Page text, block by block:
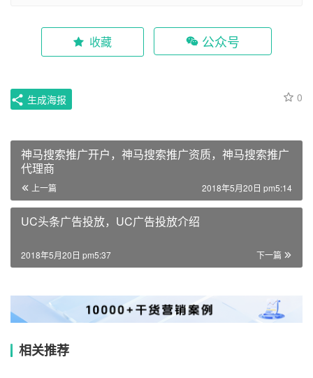
收藏 公众号
0
生成海报
神马搜索推广开户，神马搜索推广资质，神马搜索推广
代理商
上一篇 2018年5月20日 pm5:14
UC头条广告投放，UC广告投放介绍
下一篇
2018年5月20日 pm5:37
相关推荐